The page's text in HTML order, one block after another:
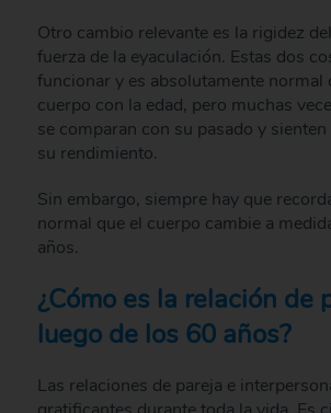
Otro cambio relevante es la rigidez
fuerza de la eyaculación. Estas dos
funcionar y es absolutamente normal
cuerpo con la edad, pero muchas
se comparan con su pasado y
su rendimiento.
Sin embargo, siempre hay que
normal que el cuerpo cambie a
años.
¿Cómo es la relación de
luego de los 60 años?
Las relaciones de pareja e